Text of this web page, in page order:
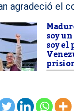
agradeció el
soy
soy el